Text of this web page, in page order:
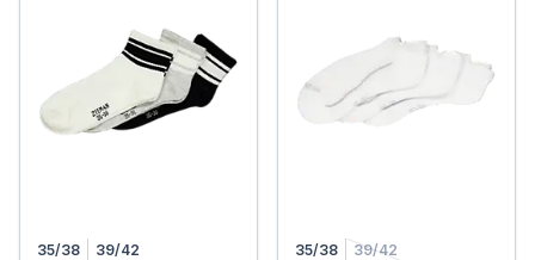
35/38 39/42 35/38 39/42